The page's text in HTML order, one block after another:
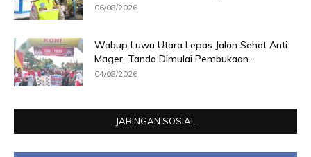
06/08/2026
Wabup Luwu Utara Lepas Jalan Sehat Anti
Mager, Tanda Dimulai Pembukaan...
04/08/2026
JARINGAN SOSIAL